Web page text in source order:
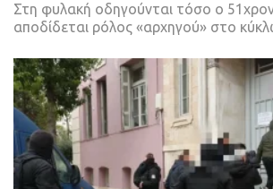
Στη φυλακή οδηγούνται τόσο ο
αποδίδεται ρόλος «αρχηγού» στο